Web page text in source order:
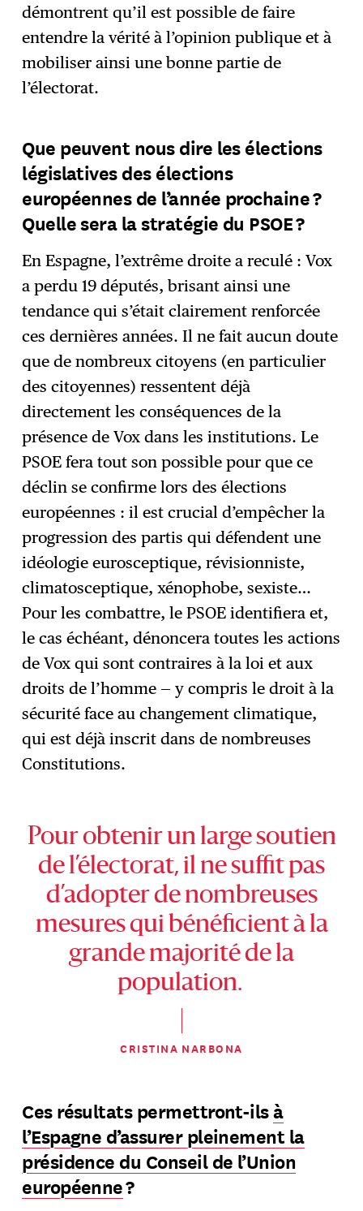
démontrent qu’il est possible de faire
entendre la vérité à l’opinion publique et à
mobiliser ainsi une bonne partie de
l’électorat.
Que peuvent nous dire les élections
législatives des élections
européennes de l’année prochaine ?
Quelle sera la stratégie du PSOE ?
En Espagne, l’extrême droite a reculé : Vox
a perdu 19 députés, brisant ainsi une
tendance qui s’était clairement renforcée
ces dernières années. Il ne fait aucun doute
que de nombreux citoyens (en particulier
des citoyennes) ressentent déjà
directement les conséquences de la
présence de Vox dans les institutions. Le
PSOE fera tout son possible pour que ce
déclin se confirme lors des élections
européennes : il est crucial d’empêcher la
progression des partis qui défendent une
idéologie eurosceptique, révisionniste,
climatosceptique, xénophobe, sexiste…
Pour les combattre, le PSOE identifiera et,
le cas échéant, dénoncera toutes les actions
de Vox qui sont contraires à la loi et aux
droits de l’homme — y compris le droit à la
sécurité face au changement climatique,
qui est déjà inscrit dans de nombreuses
Constitutions.
Pour obtenir un large soutien
de l’électorat, il ne suffit pas
d’adopter de nombreuses
mesures qui bénéficient à la
grande majorité de la
population.
CRISTINA NARBONA
Ces résultats permettront-ilsà
l’Espagne d’assurer pleinement la
présidence du Conseil de l’Union
européenne?